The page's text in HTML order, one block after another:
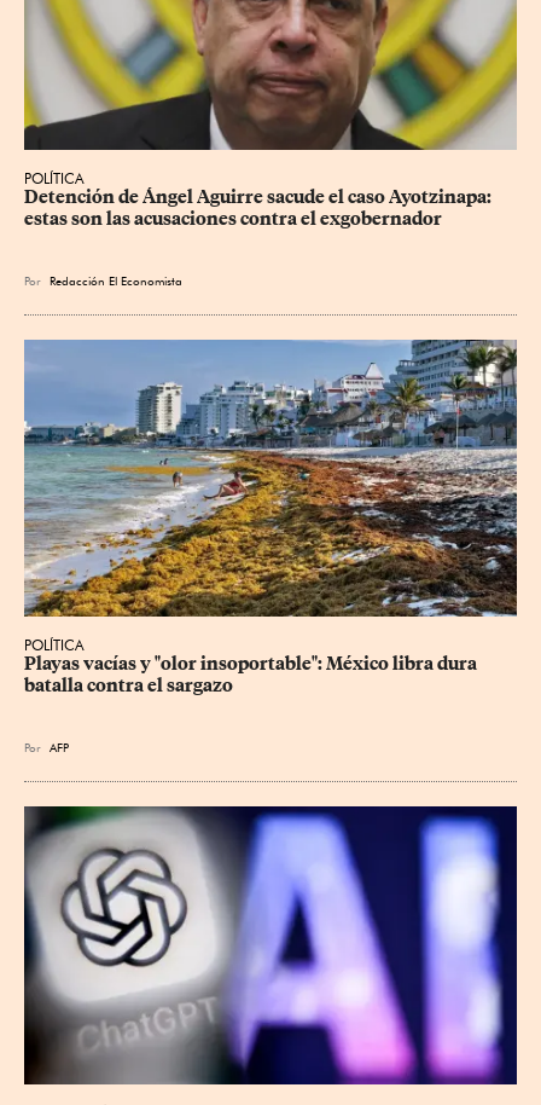
POLÍTICA
Detención de Ángel Aguirre sacude el caso Ayotzinapa:
estas son las acusaciones contra el exgobernador
Por Redacción El Economista
POLÍTICA
Playas vacías y "olor insoportable": México libra dura
batalla contra el sargazo
Por AFP